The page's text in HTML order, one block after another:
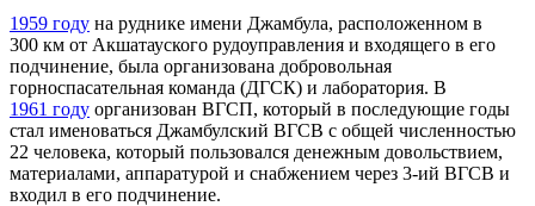
1959 году на руднике имени Джамбула, расположенном в
300 км от Акшатауского рудоуправления и входящего в его
подчинение, была организована добровольная
горноспасательная команда (ДГСК) и лаборатория. В
1961 году организован ВГСП, который в последующие годы
стал именоваться Джамбулский ВГСВ с общей численностью
22 человека, который пользовался денежным довольствием,
материалами, аппаратурой и снабжением через 3-ий ВГСВ и
входил в его подчинение.